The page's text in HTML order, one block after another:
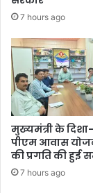
7 hours ago
मुख्यमंत्री के
पीएम आवास
की प्रगति की हुई
7 hours ago